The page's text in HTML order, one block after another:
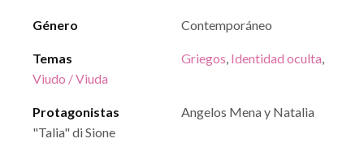
Género Contemporáneo
Temas Griegos, Identidad oculta,
Viudo / Viuda
Protagonistas
Angelos Mena y Natalia
"Talia" di Sione